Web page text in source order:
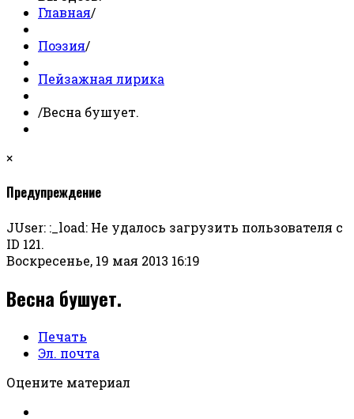
Главная/
Поэзия/
Пейзажная лирика
/Весна бушует.
×
Предупреждение
JUser: :_load: Не удалось загрузить пользователя с
ID 121.
Воскресенье, 19 мая 2013 16:19
Весна бушует.
Печать
Эл. почта
Оцените материал